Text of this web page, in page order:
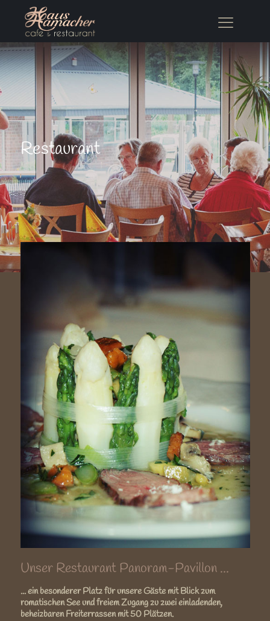
Restaurant
Unser Restaurant Panoram-Pavillon ...
... ein besonderer Platz für unsere Gäste mit Blick zum
romatischen See und freiem Zugang zu zwei einladenden,
beheizbaren Freiterrassen mit 50 Plätzen.